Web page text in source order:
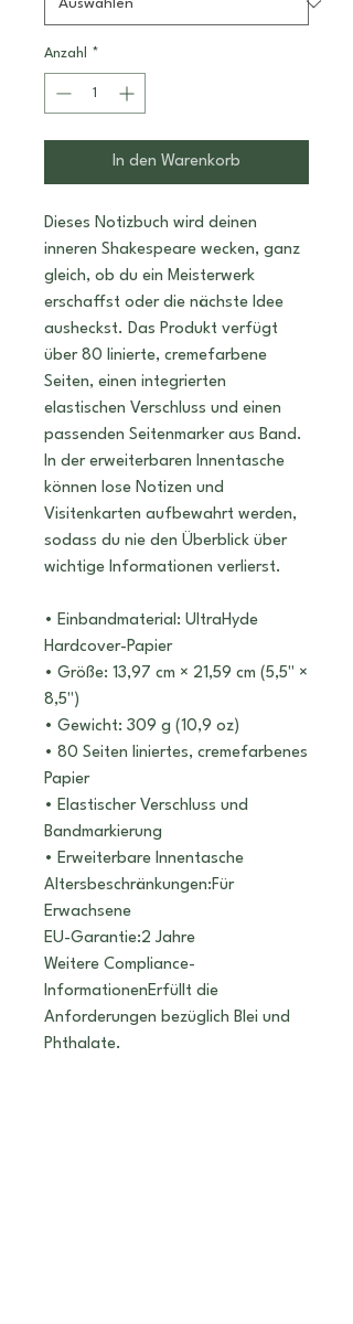
Anzahl *
In den Warenkorb
Dieses Notizbuch wird deinen
inneren Shakespeare wecken, ganz
gleich, ob du ein Meisterwerk
erschaffst oder die nächste Idee
ausheckst. Das Produkt verfügt
über 80 linierte, cremefarbene
Seiten, einen integrierten
elastischen Verschluss und einen
passenden Seitenmarker aus Band.
In der erweiterbaren Innentasche
können lose Notizen und
Visitenkarten aufbewahrt werden,
sodass du nie den Überblick über
wichtige Informationen verlierst.
• Einbandmaterial: UltraHyde
Hardcover-Papier
• Größe: 13,97 cm × 21,59 cm (5,5" ×
8,5")
• Gewicht: 309 g (10,9 oz)
• 80 Seiten liniertes, cremefarbenes
Papier
• Elastischer Verschluss und
Bandmarkierung
• Erweiterbare Innentasche
Altersbeschränkungen:Für
Erwachsene
EU-Garantie:2 Jahre
Weitere Compliance-
InformationenErfüllt die
Anforderungen bezüglich Blei und
Phthalate.